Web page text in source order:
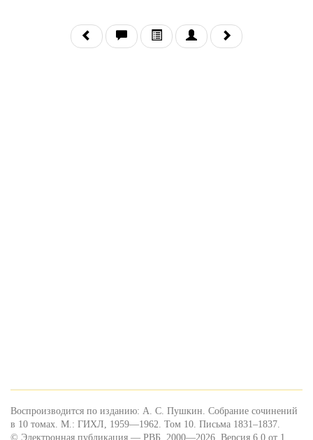
Воспроизводится по изданию: А. С. Пушкин. Собрание сочинений
в 10 томах. М.: ГИХЛ, 1959—1962. Том 10. Письма 1831–1837.
© Электронная публикация — РВБ, 2000—2026. Версия 6.0 от 1